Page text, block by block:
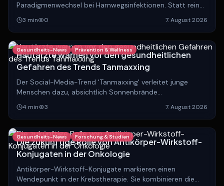
Paradigmenwechsel bei Harnwegsinfektionen. Statt rein
anatomischer Einteilungen rückt die Unterscheidung
zwischen lokalisierten und systemischen Verläufen in den
Fokus.
3 min 0 7. August 2026
Gesundheits-News Prävention & Wellness
Hautärzte warnen vor den gesundheitlichen
Gefahren des Trends Tanmaxxing
Der Social-Media-Trend 'Tanmaxxing' verleitet junge
Menschen dazu, absichtlich Sonnenbrände
herbeizuführen. Experten warnen eindringlich vor den
langfristigen, lebensbedrohlichen Folgen.
4 min 3 7. August 2026
Gesundheits-News Forschung & Studien
Die zukünftige Rolle von Antikörper-Wirkstoff-
Konjugaten in der Onkologie
Antikörper-Wirkstoff-Konjugate markieren einen
Wendepunkt in der Krebstherapie. Sie kombinieren die